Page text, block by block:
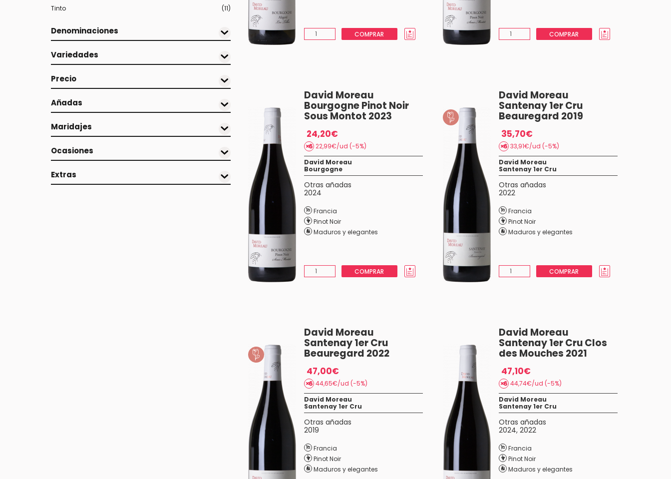
Tinto
(11)
Denominaciones
Variedades
Precio
Añadas
Maridajes
Ocasiones
Extras
COMPRAR COMPRAR
David Moreau
Bourgogne Pinot Noir
Sous Montot 2023
24,20€
22,99€/ud (-5%)
David Moreau
Bourgogne
Otras añadas
2024
Francia
Pinot Noir
Maduros y elegantes
COMPRAR
David Moreau
Santenay 1er Cru
Beauregard 2019
35,70€
33,91€/ud (-5%)
David Moreau
Santenay 1er Cru
Otras añadas
2022
Francia
Pinot Noir
Maduros y elegantes
COMPRAR
David Moreau
Santenay 1er Cru
Beauregard 2022
47,00€
44,65€/ud (-5%)
David Moreau
Santenay 1er Cru
Otras añadas
2019
Francia
Pinot Noir
Maduros y elegantes
David Moreau
Santenay 1er Cru Clos
des Mouches 2021
47,10€
44,74€/ud (-5%)
David Moreau
Santenay 1er Cru
Otras añadas
2024, 2022
Francia
Pinot Noir
Maduros y elegantes